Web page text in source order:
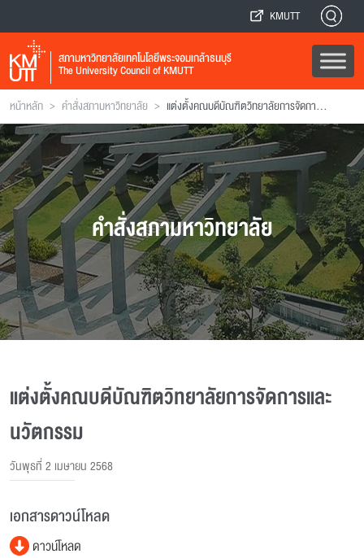
KMUTT
สภามหาวิทยาลัยเทคโนโลยีพระจอมเกล้าธนบุรี
The University Council of KMUTT
หน้าหลัก > คำสั่งสภามหาวิทยาลัย > แต่งตั้งคณบดีบัณฑิตวิทยาลัยการจัดการและนวัตกรรม
คำสั่งสภามหาวิทยาลัย
แต่งตั้งคณบดีบัณฑิตวิทยาลัยการจัดการและ
นวัตกรรม
วันพุธที่ 2 เมษายน 2568
เอกสารดาวน์โหลด
ดาวน์โหลด